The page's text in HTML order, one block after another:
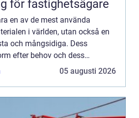
för fastighetsägare
en av de mest använda
i världen, utan också en
och mångsidiga. Dess
efter behov och dess
gör ...
05 augusti 2026